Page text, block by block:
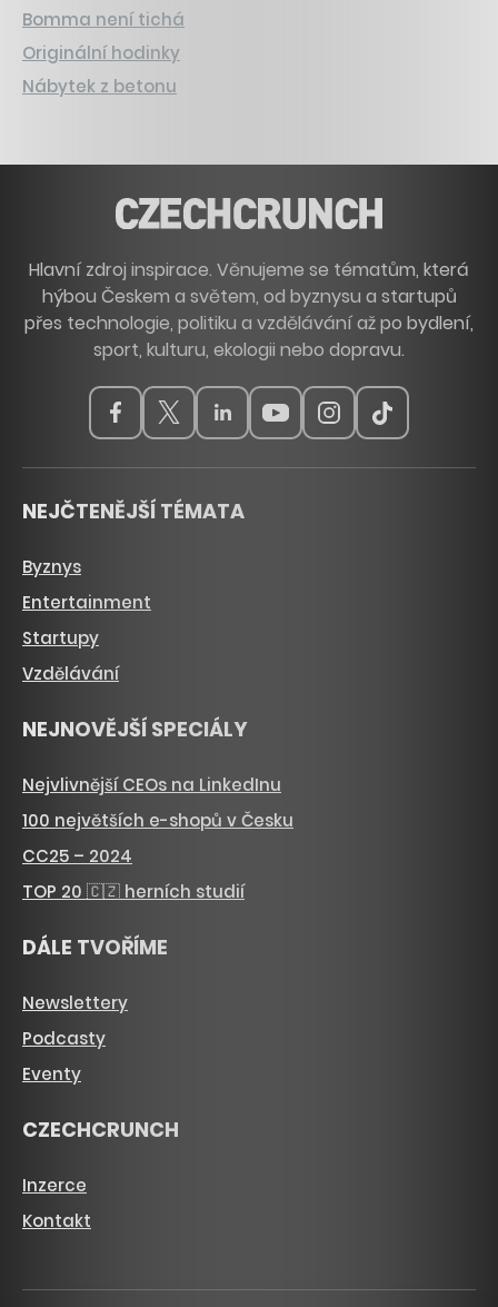
Bomma není tichá
Originální hodinky
Nábytek z betonu
Hlavní zdroj inspirace. Věnujeme se tématům, která
hýbou Českem a světem, od byznysu a startupů
přes technologie, politiku a vzdělávání až po bydlení,
sport, kulturu, ekologii nebo dopravu.
NEJČTENĚJŠÍ TÉMATA
Byznys
Entertainment
Startupy
Vzdělávání
NEJNOVĚJŠÍ SPECIÁLY
Nejvlivnější CEOs na LinkedInu
100 největších e-shopů v Česku
CC25 – 2024
TOP 20 🇨🇿 herních studií
DÁLE TVOŘÍME
Newslettery
Podcasty
Eventy
CZECHCRUNCH
Inzerce
Kontakt